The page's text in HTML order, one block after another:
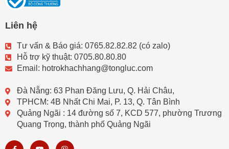
Liên hệ
Tư vấn & Báo giá: 0765.82.82.82 (có zalo)
Hỗ trợ kỹ thuật: 0705.80.80.80
Email: hotrokhachhang@tongluc.com
Đà Nẵng: 63 Phan Đăng Lưu, Q. Hải Châu,
TPHCM: 4B Nhất Chi Mai, P. 13, Q. Tân Bình
Quảng Ngãi : 14 đường số 7, KCD 577, phường Trương
Quang Trọng, thành phố Quảng Ngãi
F
Y
V